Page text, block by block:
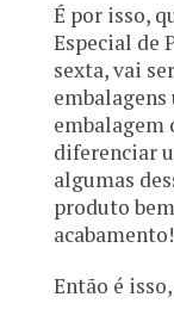
É por isso,
Especial de
sexta, vai
embalagens
embalagem
diferenciar
algumas
produto
acabamento!
Então é